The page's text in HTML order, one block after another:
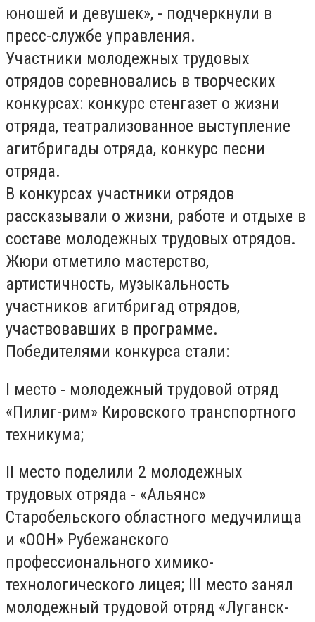
юношей и девушек», - подчеркнули в
пресс-службе управления.
Участники молодежных трудовых
отрядов соревновались в творческих
конкурсах: конкурс стенгазет о жизни
отряда, театрализованное выступление
агитбригады отряда, конкурс песни
отряда.
В конкурсах участники отрядов
рассказывали о жизни, работе и отдыхе в
составе молодежных трудовых отрядов.
Жюри отметило мастерство,
артистичность, музыкальность
участников агитбригад отрядов,
участвовавших в программе.
Победителями конкурса стали:
I место - молодежный трудовой отряд
«Пилиг-рим» Кировского транспортного
техникума;
II место поделили 2 молодежных
трудовых отряда - «Альянс»
Старобельского областного медучилища
и «ООН» Рубежанского
профессионального химико-
технологического лицея; III место занял
молодежный трудовой отряд «Луганск-